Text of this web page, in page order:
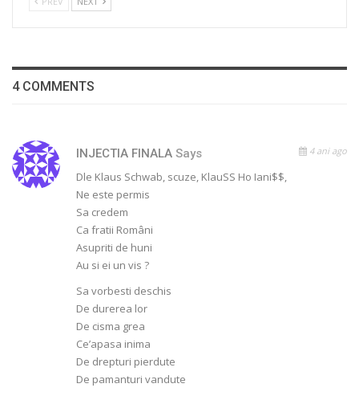
4 COMMENTS
INJECTIA FINALA Says 4 ani ago
Dle Klaus Schwab, scuze, KlauSS Ho Iani$$,
Ne este permis
Sa credem
Ca fratii Români
Asupriti de huni
Au si ei un vis ?
Sa vorbesti deschis
De durerea lor
De cisma grea
Ce’apasa inima
De drepturi pierdute
De pamanturi vandute